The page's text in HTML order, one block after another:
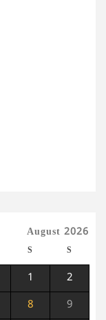
August 2026
S S
1 2
8 9